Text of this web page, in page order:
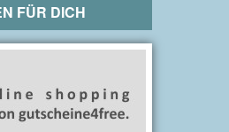
FÜR DICH